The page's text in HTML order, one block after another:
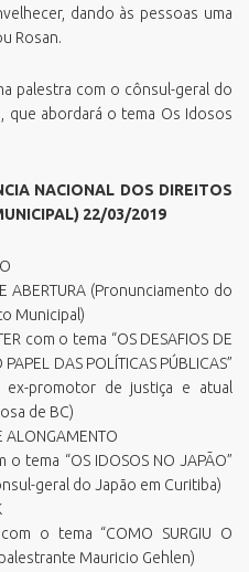
dando às pessoas uma
Rosan.
palestra com o cônsul-geral do
que abordará o tema Os Idosos
NACIONAL DOS DIREITOS
22/03/2019
ABERTURA (Pronunciamento do
Municipal)
com o tema “OS DESAFIOS DE
DAS POLÍTICAS PÚBLICAS”
ex-promotor de justiça e atual
de BC)
ALONGAMENTO
o tema “OS IDOSOS NO JAPÃO”
geral do Japão em Curitiba)
o tema “COMO SURGIU O
(palestrante Mauricio Gehlen)